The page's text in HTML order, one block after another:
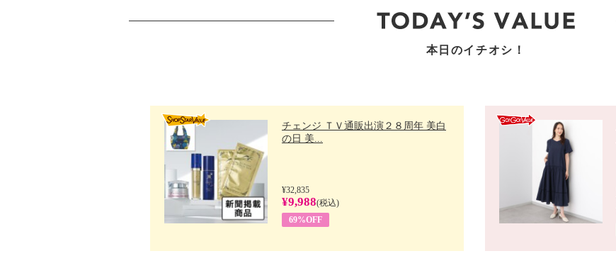
本日のイチオシ！
チェンジ ＴＶ通販出演２８周年 美白
の日 美...
¥32,835
¥9,988(税込)
69%OFF